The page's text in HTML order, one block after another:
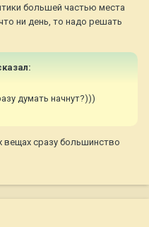
большей частью места
ни день, то надо решать
думать начнут?)))
вещах сразу большинство